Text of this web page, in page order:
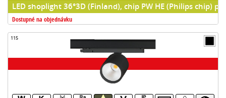
LED shoplight 36°3D (Finland), chip PW HE (Philips chip)
Dostupné na objednávku
115